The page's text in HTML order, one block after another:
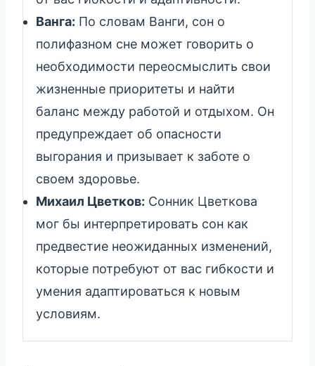
Ванга: По словам Ванги, сон о
полифазном сне может говорить о
необходимости переосмыслить свои
жизненные приоритеты и найти
баланс между работой и отдыхом. Он
предупреждает об опасности
выгорания и призывает к заботе о
своем здоровье.
Михаил Цветков: Сонник Цветкова
мог бы интерпретировать сон как
предвестие неожиданных изменений,
которые потребуют от вас гибкости и
умения адаптироваться к новым
условиям.